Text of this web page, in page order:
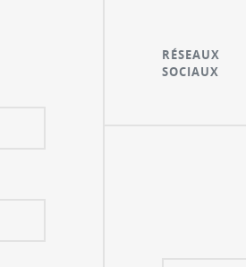
RÉSEAUX
SOCIAUX